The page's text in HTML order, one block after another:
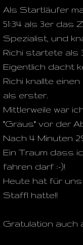
Als Startläufer
51:34 als 3er das
Spezialist, und
Richi startete als
Eigentlich dacht
Richi knallte
als erster.
Mittlerweile war
"Graus" vor der
Nach 4 Minuten
Ein Traum dass
fahren darf :-)!
Heute hat für uns
Staffl hatte!!
Gratulation auch